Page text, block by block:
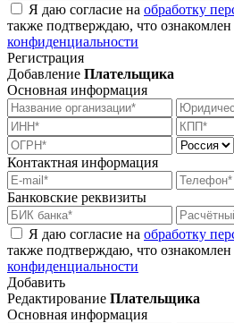
Я даю согласие на обработку
также подтверждаю, что ознакомлен
конфиденциальности
Регистрация
Добавление Плательщика
Основная информация
Контактная информация
Банковские реквизиты
Я даю согласие на обработку
также подтверждаю, что ознакомлен
конфиденциальности
Добавить
Редактирование Плательщика
Основная информация